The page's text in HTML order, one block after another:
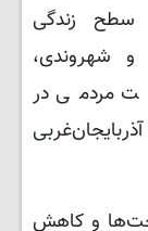
سطح زندگی
و شهروندی،
مردمی در
و کاهش